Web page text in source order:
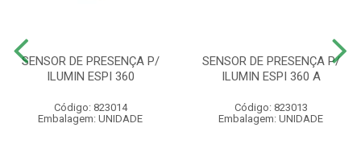
SENSOR DE PRESENÇA P/
ILUMIN ESPI 360
Código: 823014
Embalagem: UNIDADE
SENSOR DE PRESENÇA P/
ILUMIN ESPI 360 A
Código: 823013
Embalagem: UNIDADE